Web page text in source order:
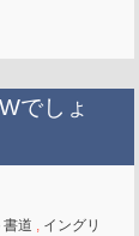
でしょ
書道 , イングリ